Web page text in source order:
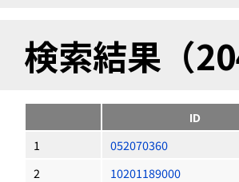
検索結果（
ID
1
052070360
2
10201189000